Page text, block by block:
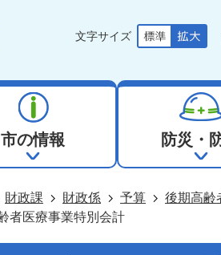
文字サイズ
市の情報 防災・
財政課 財政係 予算
後期高齢
者医療事業特別会計